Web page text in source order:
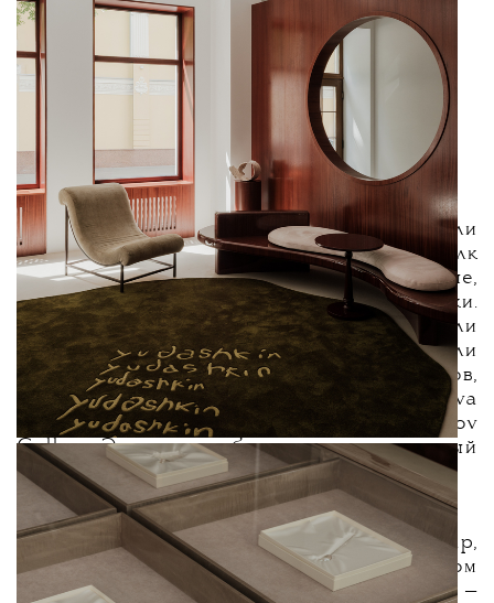
XVIII–XIX веков, что, по задумке
дизайнерской команды, должно отсылать
к атмосфере апартаментов старой
московской интеллигенции —
но с современными дизайнерскими
решениями.
Ключевыми материалами в интерьере стали
корень ореха и бука, камень, шелк
и бархат, основными цветами — молочные,
пудрово-розовые и оливковые оттенки.
Особое внимание в проекте уделили
художественному оформлению и украсили
бутик работами современных мастеров,
предоставленных галереями Abramova
Gallery, Тета, Joy Gallery, Nikolay Evdokimov
Gallery. Экспозиция будет меняться каждый
сезон.
Дополняет концепцию авторский кофе-бар,
вдохновленный азиатским форматом
бутиков нового поколения. В меню —